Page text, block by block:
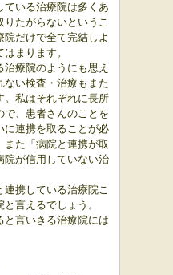
ている治療院は多くあ
りたがらないというこ
だけで全て完結しよ
まります。
療院のようにも思え
ない検査・治療もまた
。私はそれぞれに長所
で、患者さんのことを
に連携を取ることが必
また「病院と連携が取
院が信用していない治
連携している治療院こ
言えるでしょう。
と言いきる治療院には